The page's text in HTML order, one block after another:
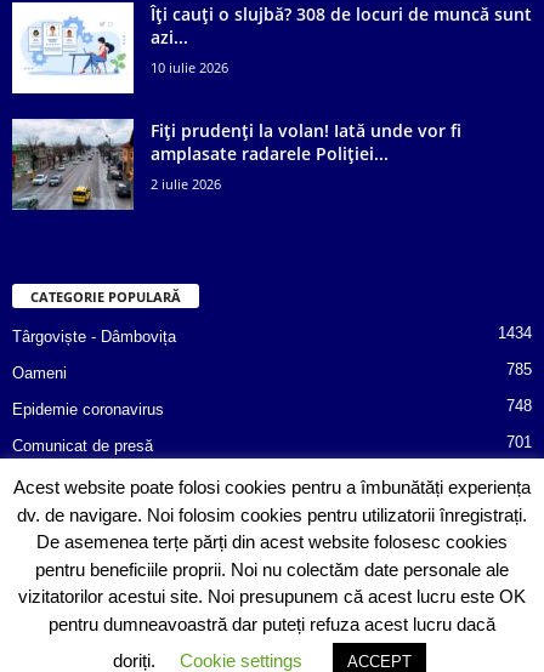
Îți cauți o slujbă? 308 de locuri de muncă sunt
azi...
10 iulie 2026
Fiți prudenți la volan! Iată unde vor fi
amplasate radarele Poliției...
2 iulie 2026
CATEGORIE POPULARĂ
Târgoviște - Dâmbovița 1434
Oameni 785
Epidemie coronavirus 748
Comunicat de presă 701
Afaceri 487
Poliția informează! 366
Consiliul Județean Dâmbovița
Acest website poate folosi cookies pentru a îmbunătăți experiența
dv. de navigare. Noi folosim cookies pentru utilizatorii înregistrați.
De asemenea terțe părți din acest website folosesc cookies
pentru beneficiile proprii. Noi nu colectăm date personale ale
vizitatorilor acestui site. Noi presupunem că acest lucru este OK
pentru dumneavoastră dar puteți refuza acest lucru dacă
doriți.
Cookie settings ACCEPT